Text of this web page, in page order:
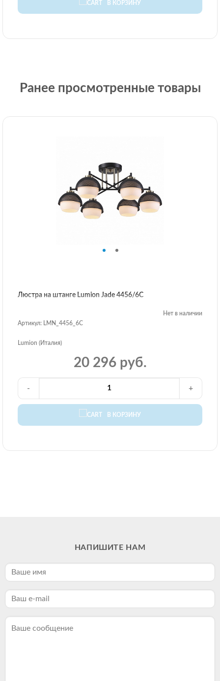
В КОРЗИНУ
Ранее просмотренные товары
Люстра на штанге Lumion Jade 4456/6C
Нет в наличии
Артикул: LMN_4456_6C
Lumion (Италия)
20 296 руб.
В КОРЗИНУ
- +
НАПИШИТЕ НАМ